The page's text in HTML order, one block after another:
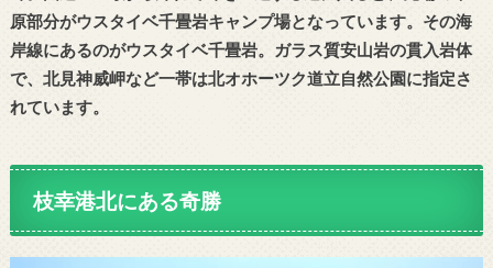
原部分がウスタイベ千畳岩キャンプ場となっています。その海
岸線にあるのがウスタイベ千畳岩。ガラス質安山岩の貫入岩体
で、北見神威岬など一帯は北オホーツク道立自然公園に指定さ
れています。
枝幸港北にある奇勝